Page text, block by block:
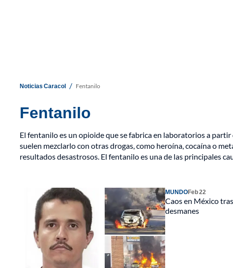
Noticias Caracol / Fentanilo
Fentanilo
El fentanilo es un opioide que se fabrica en laboratorios a
suelen mezclarlo con otras drogas, como heroína, cocaína o
resultados desastrosos. El fentanilo es una de las principales
MUNDOFeb 22
Caos en México
desmanes